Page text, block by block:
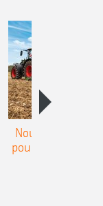
Nouvelle double
pour le